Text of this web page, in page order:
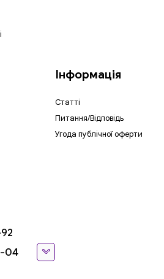
Інформація
Статті
Питання/Відповідь
Угода публічної оферти
04